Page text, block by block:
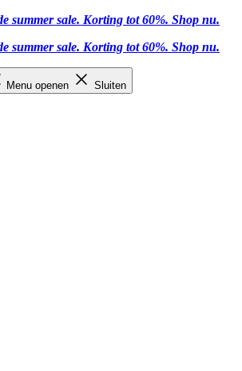
summer sale. Korting tot 60%. Shop nu.
summer sale. Korting tot 60%. Shop nu.
Menu openen Sluiten